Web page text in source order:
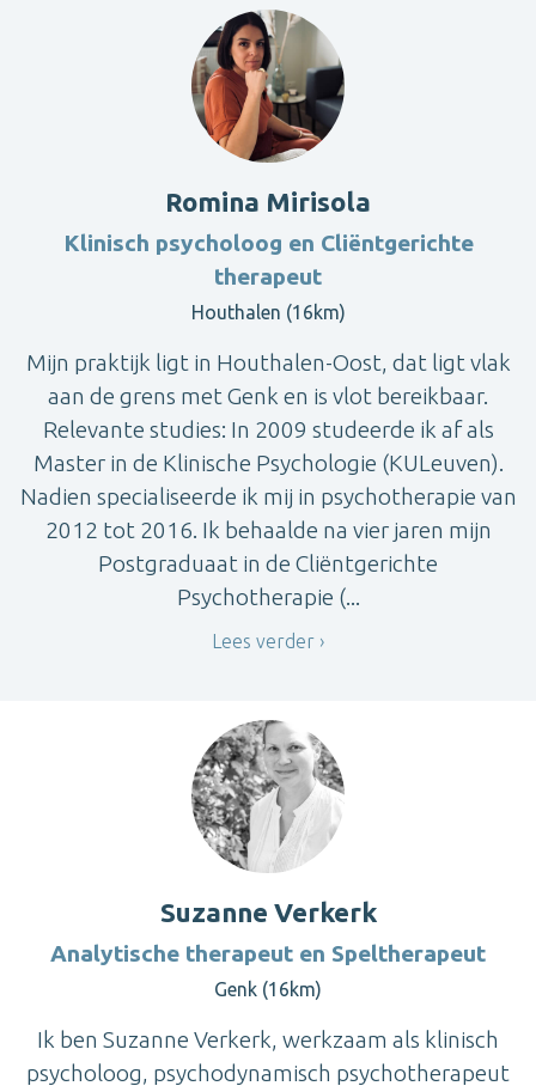
Romina Mirisola
Klinisch psycholoog en Cliëntgerichte
therapeut
Houthalen (16km)
Mijn praktijk ligt in Houthalen-Oost, dat ligt vlak
aan de grens met Genk en is vlot bereikbaar.
Relevante studies: In 2009 studeerde ik af als
Master in de Klinische Psychologie (KULeuven).
Nadien specialiseerde ik mij in psychotherapie van
2012 tot 2016. Ik behaalde na vier jaren mijn
Postgraduaat in de Cliëntgerichte
Psychotherapie (...
Lees verder
Suzanne Verkerk
Analytische therapeut en Speltherapeut
Genk (16km)
Ik ben Suzanne Verkerk, werkzaam als klinisch
psycholoog, psychodynamisch psychotherapeut